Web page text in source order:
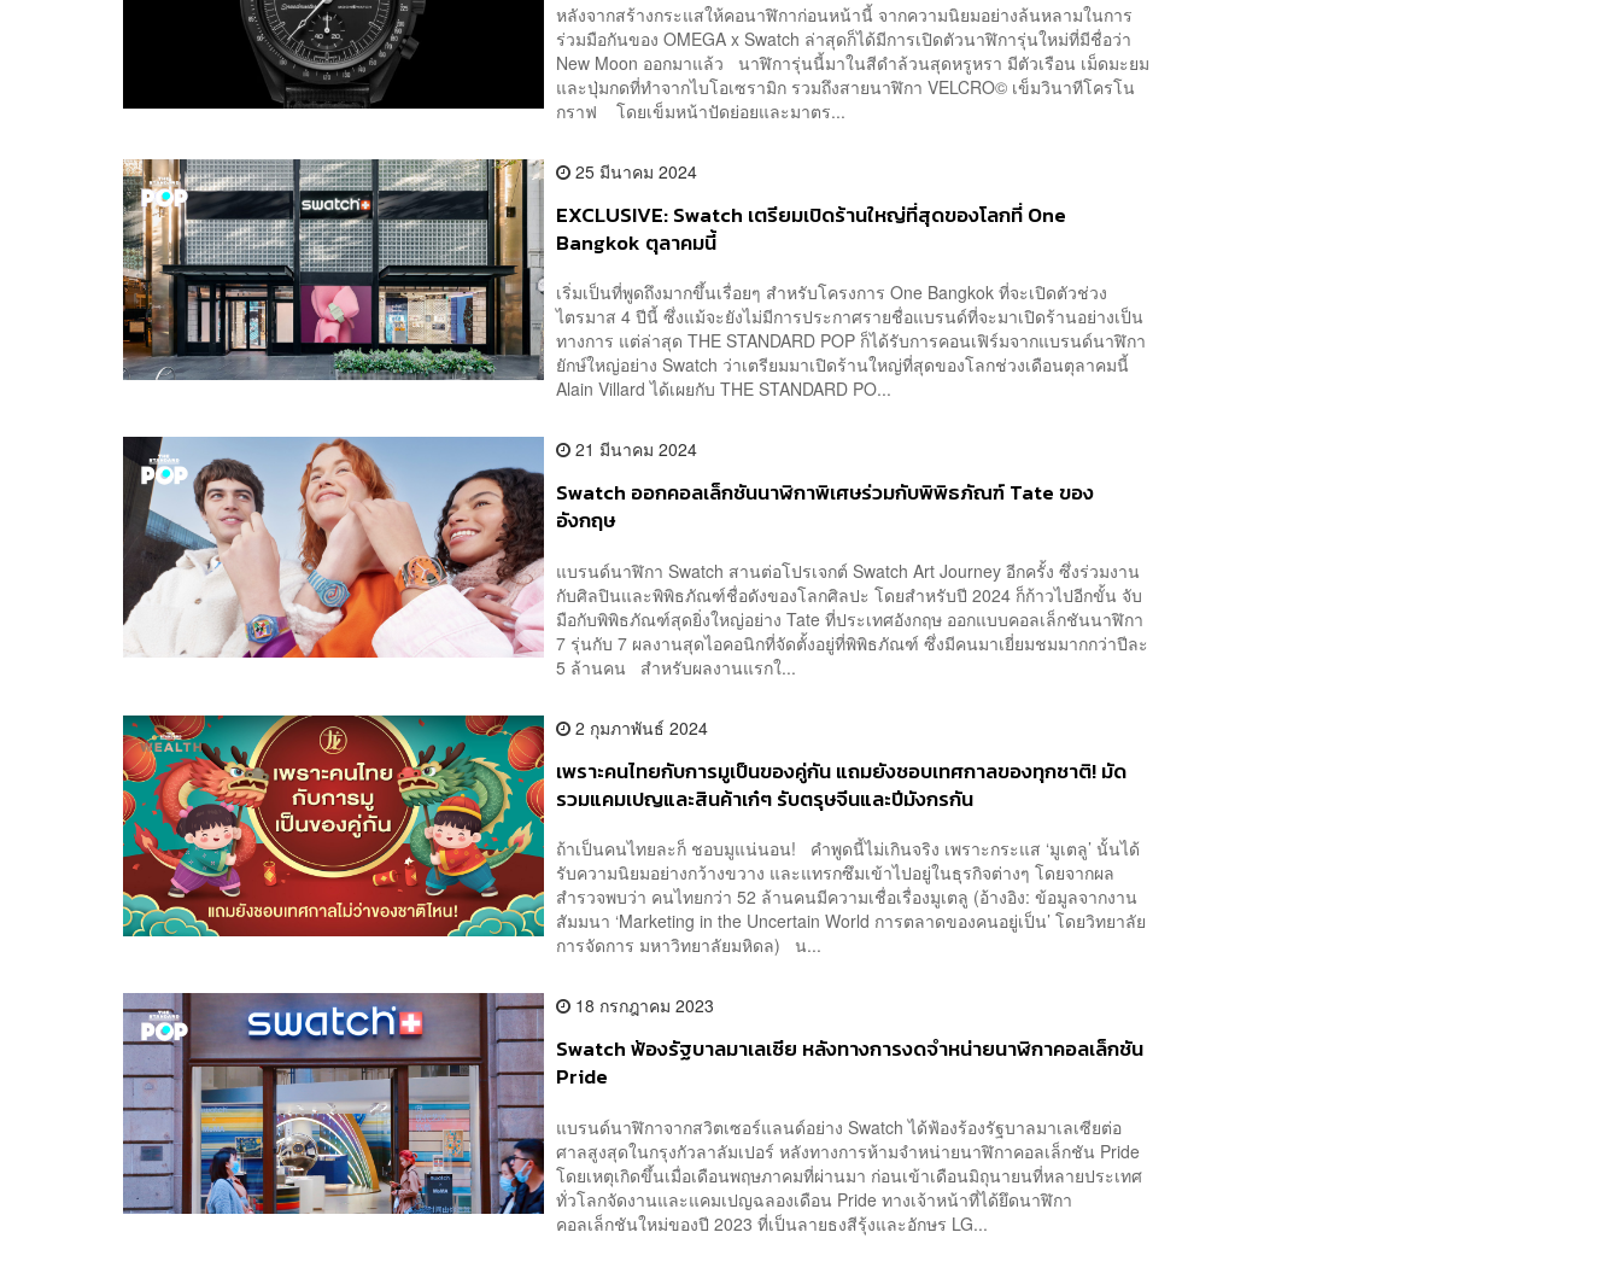
หลังจากสร้างกระแสให้คอนาฬิกาก่อนหน้านี้ จากความนิยมอย่างล้นหลามในการ
ร่วมมือกันของ OMEGA x Swatch ล่าสุดก็ได้มีการเปิดตัวนาฬิการุ่นใหม่ที่มีชื่อว่า
New Moon ออกมาแล้ว นาฬิการุ่นนี้มาในสีดำล้วนสุดหรูหรา มีตัวเรือน เม็ดมะยม
และปุ่มกดที่ทำจากไบโอเซรามิก รวมถึงสายนาฬิกา VELCRO© เข็มวินาทีโครโน
กราฟ โดยเข็มหน้าปัดย่อยและมาตร...
25 มีนาคม 2024
EXCLUSIVE: Swatch เตรียมเปิดร้านใหญ่ที่สุดของโลกที่ One
Bangkok ตุลาคมนี้
เริ่มเป็นที่พูดถึงมากขึ้นเรื่อยๆ สำหรับโครงการ One Bangkok ที่จะเปิดตัวช่วง
ไตรมาส 4 ปีนี้ ซึ่งแม้จะยังไม่มีการประกาศรายชื่อแบรนด์ที่จะมาเปิดร้านอย่างเป็น
ทางการ แต่ล่าสุด THE STANDARD POP ก็ได้รับการคอนเฟิร์มจากแบรนด์นาฬิกา
ยักษ์ใหญ่อย่าง Swatch ว่าเตรียมมาเปิดร้านใหญ่ที่สุดของโลกช่วงเดือนตุลาคมนี้
Alain Villard ได้เผยกับ THE STANDARD PO...
21 มีนาคม 2024
Swatch ออกคอลเล็กชันนาฬิกาพิเศษร่วมกับพิพิธภัณฑ์ Tate ของ
อังกฤษ
แบรนด์นาฬิกา Swatch สานต่อโปรเจกต์ Swatch Art Journey อีกครั้ง ซึ่งร่วมงาน
กับศิลปินและพิพิธภัณฑ์ชื่อดังของโลกศิลปะ โดยสำหรับปี 2024 ก็ก้าวไปอีกขั้น จับ
มือกับพิพิธภัณฑ์สุดยิ่งใหญ่อย่าง Tate ที่ประเทศอังกฤษ ออกแบบคอลเล็กชันนาฬิกา
7 รุ่นกับ 7 ผลงานสุดไอคอนิกที่จัดตั้งอยู่ที่พิพิธภัณฑ์ ซึ่งมีคนมาเยี่ยมชมมากกว่าปีละ
5 ล้านคน สำหรับผลงานแรกใ...
2 กุมภาพันธ์ 2024
เพราะคนไทยกับการมูเป็นของคู่กัน แถมยังชอบเทศกาลของทุกชาติ! มัด
รวมแคมเปญและสินค้าเก๋ๆ รับตรุษจีนและปีมังกรกัน
ถ้าเป็นคนไทยละก็ ชอบมูแน่นอน! คำพูดนี้ไม่เกินจริง เพราะกระแส ‘มูเตลู’ นั้นได้
รับความนิยมอย่างกว้างขวาง และแทรกซึมเข้าไปอยู่ในธุรกิจต่างๆ โดยจากผล
สำรวจพบว่า คนไทยกว่า 52 ล้านคนมีความเชื่อเรื่องมูเตลู (อ้างอิง: ข้อมูลจากงาน
สัมมนา ‘Marketing in the Uncertain World การตลาดของคนอยู่เป็น’ โดยวิทยาลัย
การจัดการ มหาวิทยาลัยมหิดล) น...
18 กรกฎาคม 2023
Swatch ฟ้องรัฐบาลมาเลเซีย หลังทางการงดจำหน่ายนาฬิกาคอลเล็กชัน
Pride
แบรนด์นาฬิกาจากสวิตเซอร์แลนด์อย่าง Swatch ได้ฟ้องร้องรัฐบาลมาเลเซียต่อ
ศาลสูงสุดในกรุงกัวลาลัมเปอร์ หลังทางการห้ามจำหน่ายนาฬิกาคอลเล็กชัน Pride
โดยเหตุเกิดขึ้นเมื่อเดือนพฤษภาคมที่ผ่านมา ก่อนเข้าเดือนมิถุนายนที่หลายประเทศ
ทั่วโลกจัดงานและแคมเปญฉลองเดือน Pride ทางเจ้าหน้าที่ได้ยึดนาฬิกา
คอลเล็กชันใหม่ของปี 2023 ที่เป็นลายธงสีรุ้งและอักษร LG...